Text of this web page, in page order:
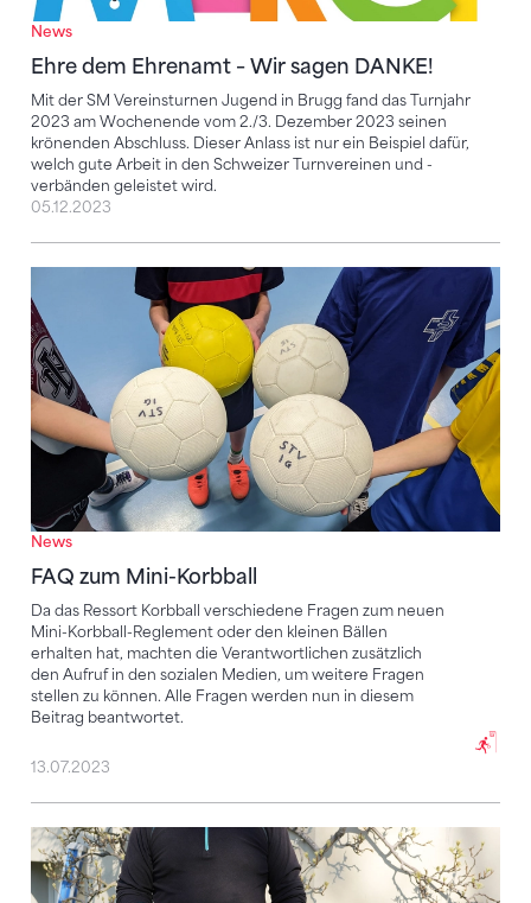
News
Ehre dem Ehrenamt – Wir sagen DANKE!
Mit der SM Vereinsturnen Jugend in Brugg fand das Turnjahr
2023 am Wochenende vom 2./3. Dezember 2023 seinen
krönenden Abschluss. Dieser Anlass ist nur ein Beispiel dafür,
welch gute Arbeit in den Schweizer Turnvereinen und -
verbänden geleistet wird.
05.12.2023
News
FAQ zum Mini-Korbball
Da das Ressort Korbball verschiedene Fragen zum neuen
Mini-Korbball-Reglement oder den kleinen Bällen
erhalten hat, machten die Verantwortlichen zusätzlich
den Aufruf in den sozialen Medien, um weitere Fragen
stellen zu können. Alle Fragen werden nun in diesem
Beitrag beantwortet.
FAQ zum Mini-Korbball
13.07.2023
Der für die Bewegung lebt